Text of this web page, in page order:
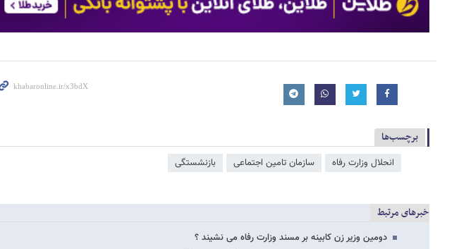
برچسب‌ها
انحلال وزارت رفاه سازمان تامین اجتماعی بازنشستگی
خبرهای مرتبط
دومین وزیر زن کابینه بر مسند وزارت رفاه می نشیند ؟